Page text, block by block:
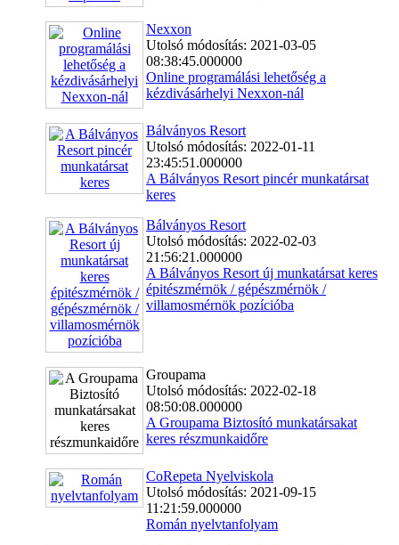
Nexxon
Utolsó módosítás: 2021-03-05
08:38:45.000000
Online programálási lehetőség a
kézdivásárhelyi Nexxon-nál
Bálványos Resort
Utolsó módosítás: 2022-01-11
23:45:51.000000
A Bálványos Resort pincér munkatársat
keres
Bálványos Resort
Utolsó módosítás: 2022-02-03
21:56:21.000000
A Bálványos Resort új munkatársat keres
épitészmérnök / gépészmérnök /
villamosmérnök pozícióba
Groupama
Utolsó módosítás: 2022-02-18
08:50:08.000000
A Groupama Biztosító munkatársakat
keres részmunkaidőre
CoRepeta Nyelviskola
Utolsó módosítás: 2021-09-15
11:21:59.000000
Román nyelvtanfolyam